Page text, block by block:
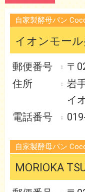
自家製酵母パン
イオンモー
〒
岩
イ
自家製酵母パン
MORIOKA